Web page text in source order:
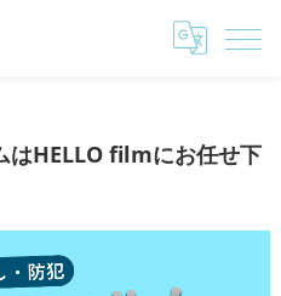
草加市で窓ガラスフィルムはHELLO filmにお任せ
はHELLO filmにお任せ下